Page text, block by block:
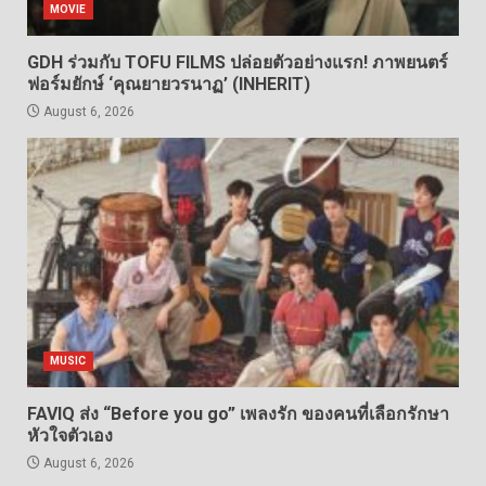
MOVIE
GDH ร่วมกับ TOFU FILMS ปล่อยตัวอย่างแรก! ภาพยนตร์
ฟอร์มยักษ์ ‘คุณยายวรนาฏ’ (INHERIT)
August 6, 2026
MUSIC
FAVIQ ส่ง “Before you go” เพลงรัก ของคนที่เลือกรักษา
หัวใจตัวเอง
August 6, 2026